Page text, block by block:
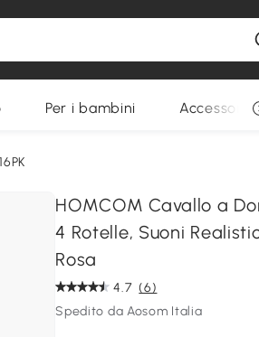
Per i bambini Accessori
HOMCOM Cavallo a
4 Rotelle, Suoni
Rosa
4.7 (6)
Spedito da Aosom Italia